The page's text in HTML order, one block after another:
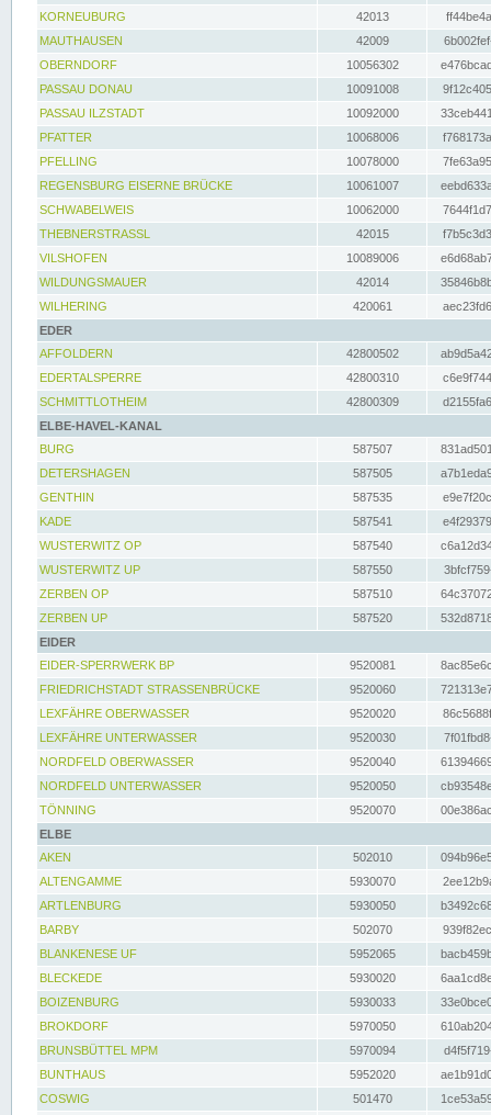
KORNEUBURG
42013
MAUTHAUSEN
42009
OBERNDORF
10056302
PASSAU DONAU
10091008
PASSAU ILZSTADT
10092000
PFATTER
10068006
PFELLING
10078000
REGENSBURG EISERNE BRÜCKE
10061007
SCHWABELWEIS
10062000
THEBNERSTRASSL
42015
VILSHOFEN
10089006
WILDUNGSMAUER
42014
WILHERING
420061
EDER
AFFOLDERN
42800502
EDERTALSPERRE
42800310
SCHMITTLOTHEIM
42800309
ELBE-HAVEL-KANAL
BURG
587507
DETERSHAGEN
587505
GENTHIN
587535
KADE
587541
WUSTERWITZ OP
587540
WUSTERWITZ UP
587550
ZERBEN OP
587510
ZERBEN UP
587520
EIDER
EIDER-SPERRWERK BP
9520081
FRIEDRICHSTADT STRASSENBRÜCKE
9520060
LEXFÄHRE OBERWASSER
9520020
LEXFÄHRE UNTERWASSER
9520030
NORDFELD OBERWASSER
9520040
NORDFELD UNTERWASSER
9520050
TÖNNING
9520070
ELBE
AKEN
502010
ALTENGAMME
5930070
ARTLENBURG
5930050
BARBY
502070
BLANKENESE UF
5952065
BLECKEDE
5930020
BOIZENBURG
5930033
BROKDORF
5970050
BRUNSBÜTTEL MPM
5970094
BUNTHAUS
5952020
COSWIG
501470